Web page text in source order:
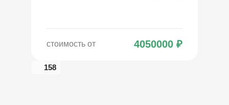
стоимость от 4050000 ₽
158